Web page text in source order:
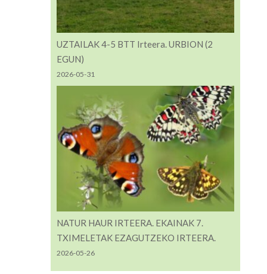
UZTAILAK 4-5 BTT Irteera. URBION (2
EGUN)
2026-05-31
NATUR HAUR IRTEERA. EKAINAK 7.
TXIMELETAK EZAGUTZEKO IRTEERA.
2026-05-26